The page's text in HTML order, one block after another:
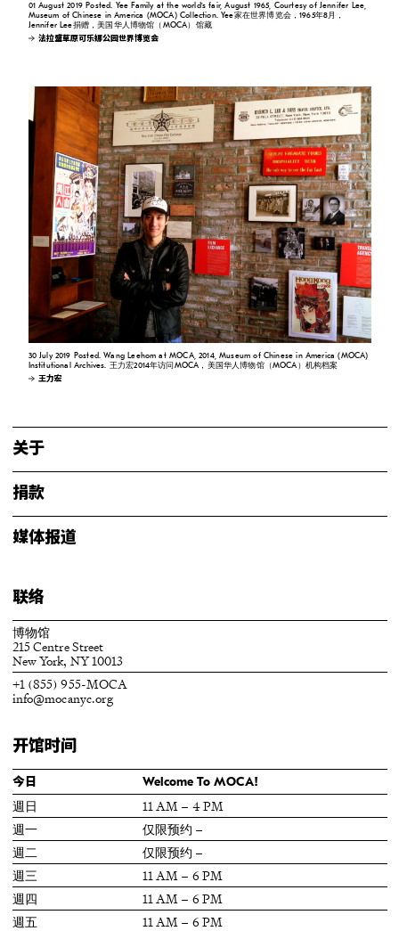
01 August 2019 Posted. Yee Family at the world’s fair, August 1965, Courtesy of Jennifer Lee,
Museum of Chinese in America (MOCA) Collection. Yee家在世界博览会，1965年8月，
Jennifer Lee捐赠，美国华人博物馆（MOCA）馆藏
法拉盛草原可乐娜公园世界博览会
30 July 2019 Posted. Wang Leehom at MOCA, 2014, Museum of Chinese in America (MOCA)
Institutional Archives. 王力宏2014年访问MOCA，美国华人博物馆（MOCA）机构档案
王力宏
关于
捐款
媒体报道
联络
博物馆
215 Centre Street
New York, NY 10013
+1 (855) 955-MOCA
info@mocanyc.org
开馆时间
今日 Welcome To MOCA!
週日
11 AM – 4 PM
週一
仅限预约 –
週二
仅限预约 –
週三
11 AM – 6 PM
週四
11 AM – 6 PM
週五
11 AM – 6 PM